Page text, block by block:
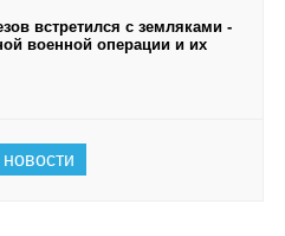
встретился с земляками -
военной операции и их